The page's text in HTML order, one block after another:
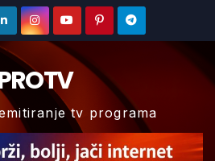
tv programa